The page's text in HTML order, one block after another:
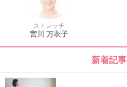
ストレッチ
宮川 万衣子
新着記事